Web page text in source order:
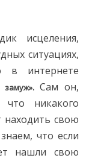
исцеления,
ситуациях,
в интернете
Сам он,
что никакого
находить свою
что если
нашли свою